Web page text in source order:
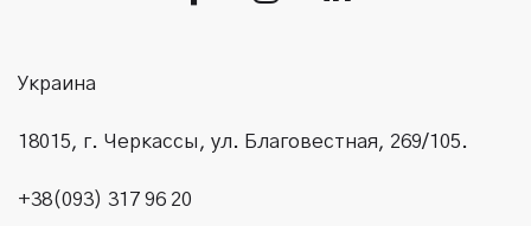
Украина
18015, г. Черкассы, ул. Благовестная, 269/105.
+38(093) 317 96 20